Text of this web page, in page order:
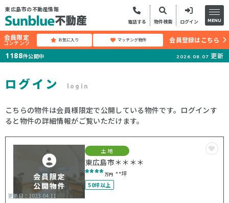
東広島市の不動産情報
電話する 物件検索 ログイン MENU
会員限定
コンテンツ お気に入り マッチング物件 会員登録はこちら
1188件公開中 2026.08.07 更新
ログイン login
こちらの物件は会員様限定で公開している物件です。ログインす
ると物件の詳細情報がご覧いただけます。
土地
東広島市＊＊＊＊
**** 万円 **坪
50坪以上
更新日：2023.04.11